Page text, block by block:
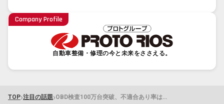
Company Profile
自動車整備・修理の今と未来をささえる。
TOP›注目の話題› OBD検査100万台突破、不適合あり率は2.7% 第7回モニタリング会合の全議題を解説